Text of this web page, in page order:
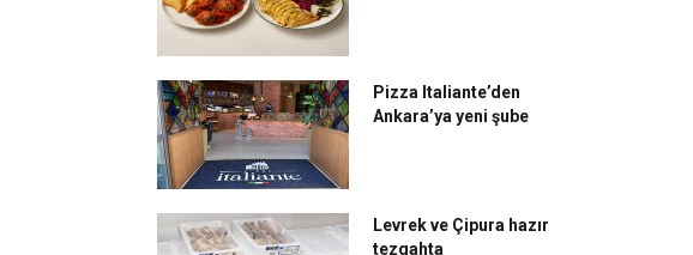
Pizza Italiante’den
Ankara’ya yeni şube
Levrek ve Çipura hazır
tezgahta